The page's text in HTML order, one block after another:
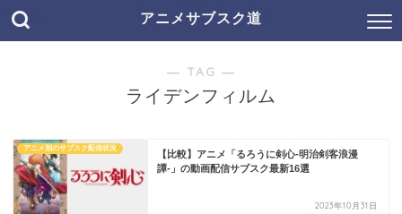
アニメサブスク道
― TAG ―
ライデンフィルム
アニメ別のサブスク配信状況
【比較】アニメ「るろうに剣心-明治剣客浪漫
譚-」の動画配信サブスク最新16選
2023年10月31日